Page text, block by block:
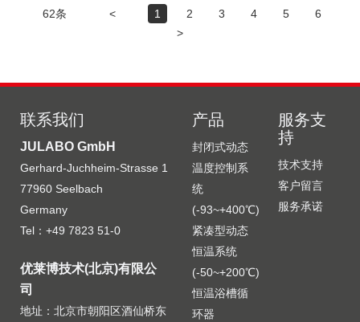
62条 < 1 2 3 4 5
6
>
联系我们
JULABO GmbH
Gerhard-Juchheim-Strasse 1
77960 Seelbach
Germany
Tel：+49 7823 51-0
优莱博技术(北京)有限公
司
地址：北京市朝阳区酒仙桥东
产品
封闭式动态
温度控制系
统
(-93~+400℃)
紧凑型动态
恒温系统
(-50~+200℃)
恒温浴槽循
环器
服务支
持
技术支持
客户留言
服务承诺